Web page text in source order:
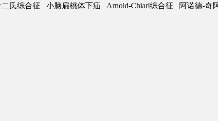
氏综合征 小脑扁桃体下疝 Arnold-Chiari综合征 阿诺德-奇